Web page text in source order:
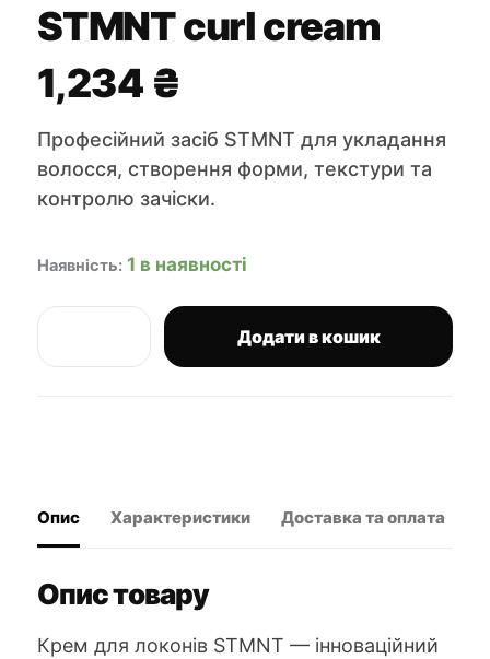
STMNT curl cream
1,234 ₴
Професійний засіб STMNT для укладання
волосся, створення форми, текстури та
контролю зачіски.
Наявність: 1 в наявності
curl
Додати в кошик
Опис Характеристики Доставка та оплата
Опис товару
Крем для локонів STMNT — інноваційний